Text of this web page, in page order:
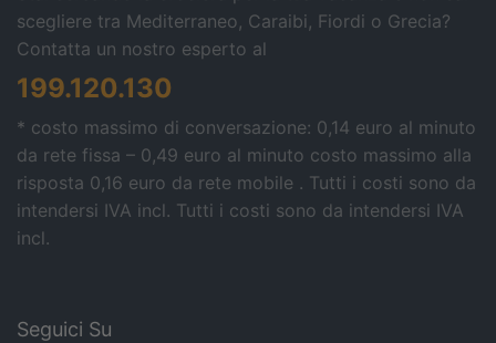
scegliere tra Mediterraneo, Caraibi, Fiordi o Grecia?
Contatta un nostro esperto al
199.120.130
* costo massimo di conversazione: 0,14 euro al minuto
da rete fissa – 0,49 euro al minuto costo massimo alla
risposta 0,16 euro da rete mobile . Tutti i costi sono da
intendersi IVA incl. Tutti i costi sono da intendersi IVA
incl.
Seguici Su